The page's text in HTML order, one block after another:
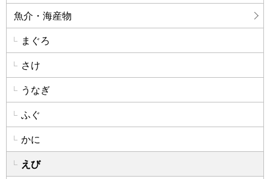
魚介・海産物
まぐろ
さけ
うなぎ
ふぐ
かに
えび